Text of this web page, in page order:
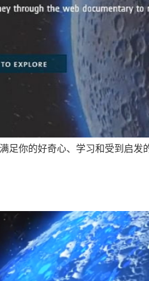
你的好奇心、学习和受到启发